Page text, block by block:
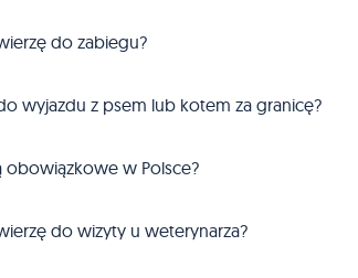
do zabiegu?
wyjazdu z psem lub kotem za granicę?
obowiązkowe w Polsce?
do wizyty u weterynarza?